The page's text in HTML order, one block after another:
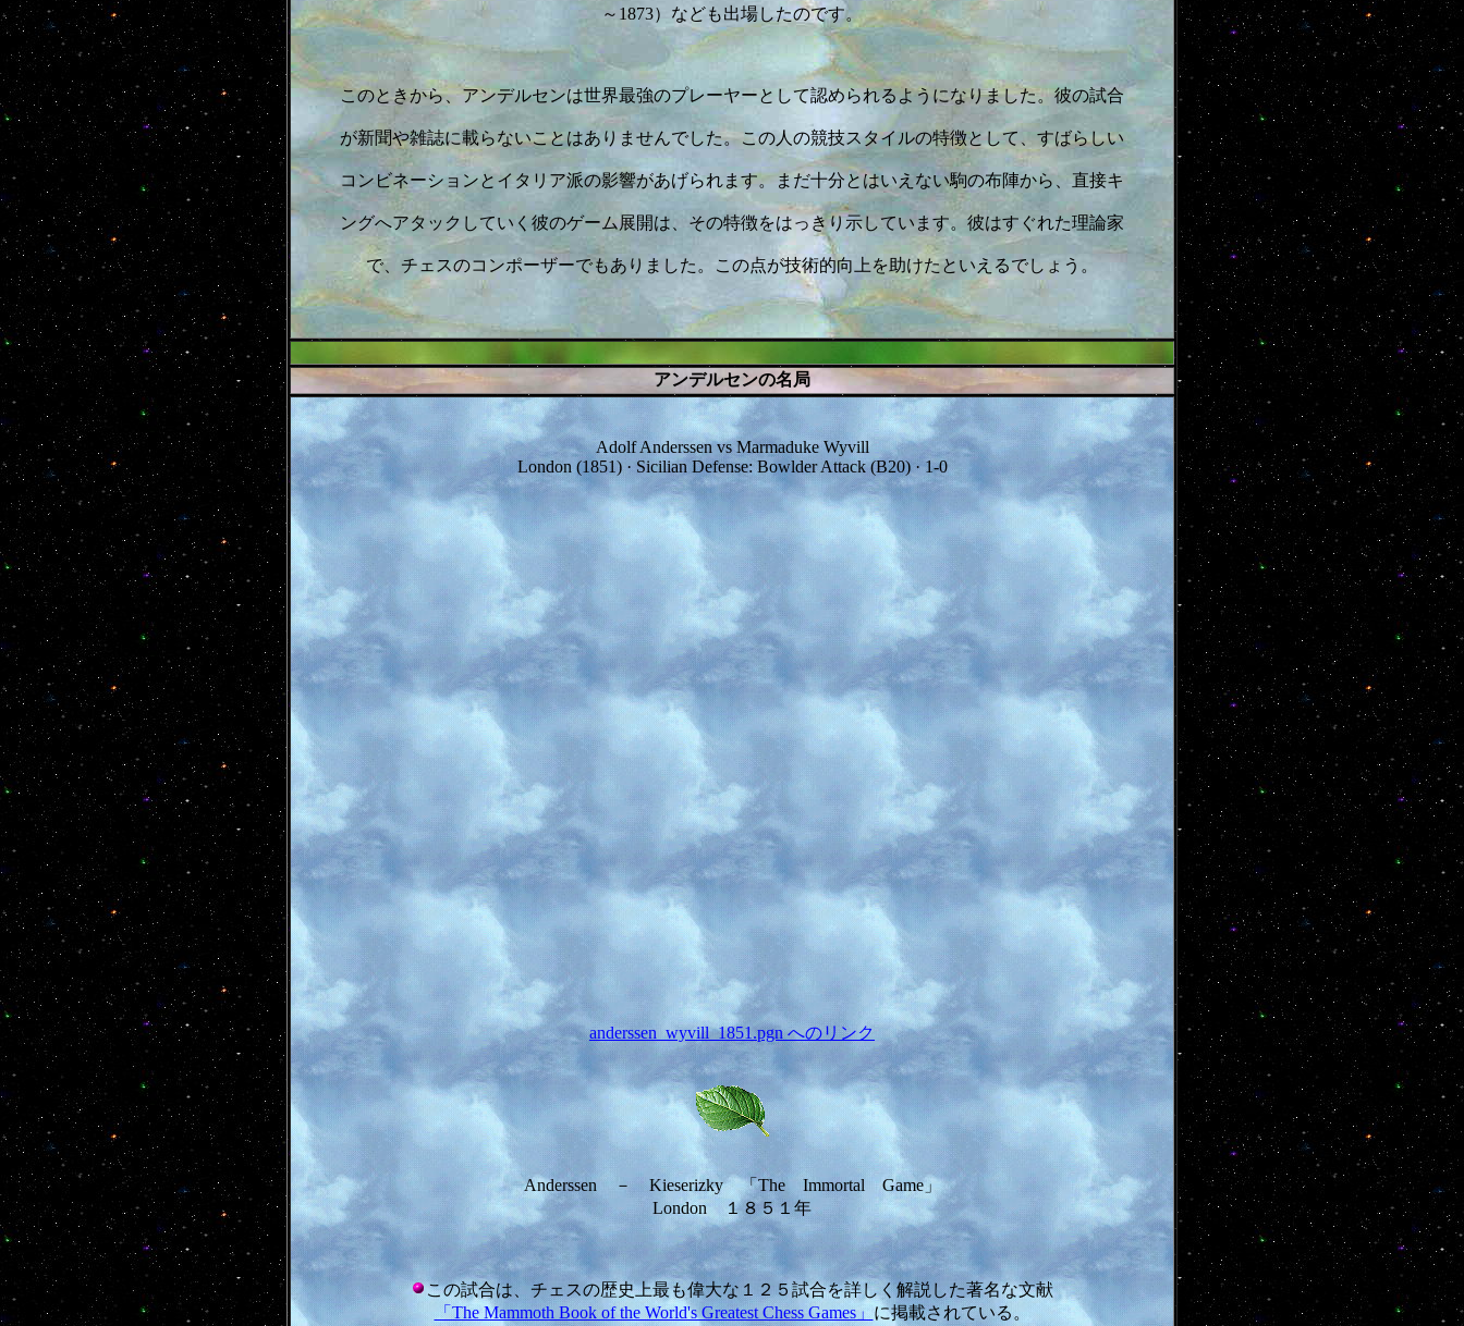
～1873）なども出場したのです。
このときから、アンデルセンは世界最強のプレーヤーとして認められるようになりました。彼の試合
が新聞や雑誌に載らないことはありませんでした。この人の競技スタイルの特徴として、すばらしい
コンビネーションとイタリア派の影響があげられます。まだ十分とはいえない駒の布陣から、直接キ
ングへアタックしていく彼のゲーム展開は、その特徴をはっきり示しています。彼はすぐれた理論家
で、チェスのコンポーザーでもありました。この点が技術的向上を助けたといえるでしょう。
アンデルセンの名局
Adolf Anderssen vs Marmaduke Wyvill
London (1851) · Sicilian Defense: Bowlder Attack (B20) · 1-0
anderssen_wyvill_1851.pgn へのリンク
Anderssen － Kieserizky 「The Immortal Game」
London １８５１年
この試合は、チェスの歴史上最も偉大な１２５試合を詳しく解説した著名な文献
「The Mammoth Book of the World's Greatest Chess Games」に掲載されている。